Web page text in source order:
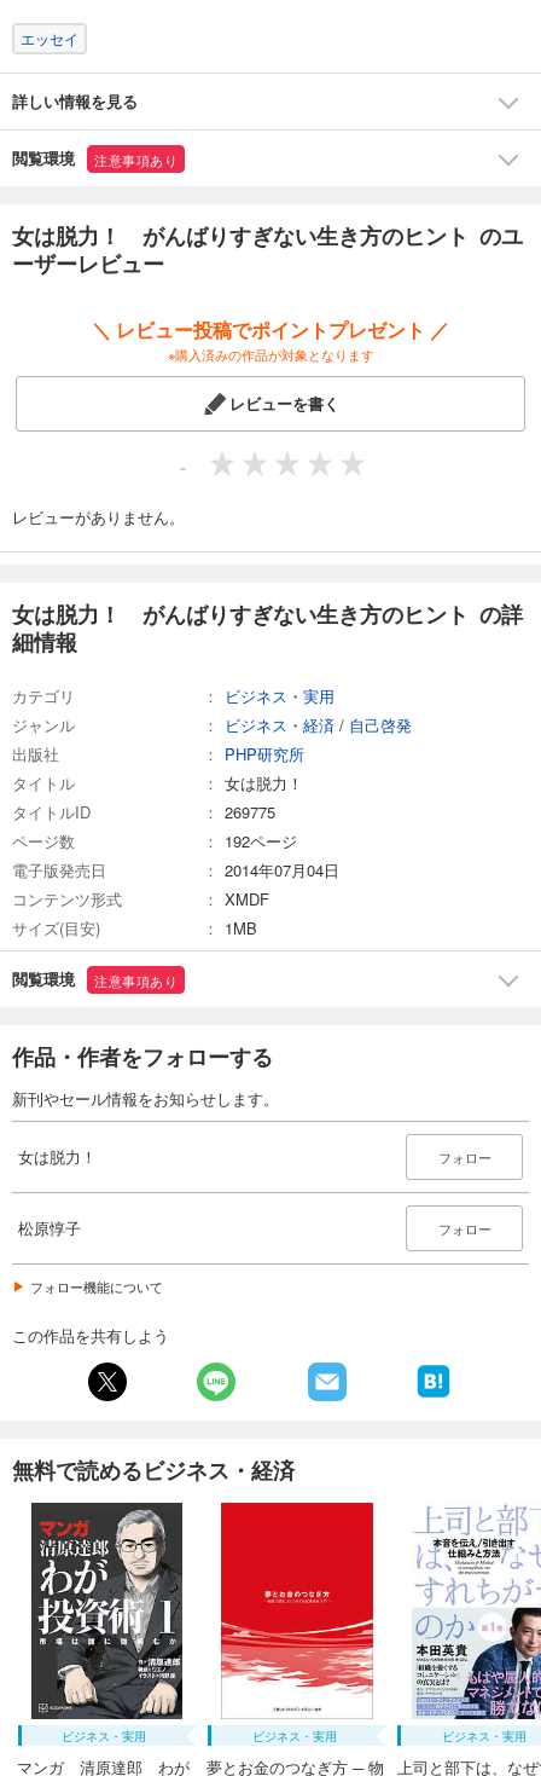
イ。
エッセイ
詳しい情報を見る
閲覧環境 注意事項あり
女は脱力！ がんばりすぎない生き方のヒント のユ
ーザーレビュー
＼ レビュー投稿でポイントプレゼント ／
※購入済みの作品が対象となります
レビューを書く
-
レビューがありません。
女は脱力！ がんばりすぎない生き方のヒント の詳
細情報
カテゴリ
ビジネス・実用
ジャンル
ビジネス・経済 / 自己啓発
出版社
PHP研究所
タイトル
女は脱力！
タイトルID
269775
ページ数
192ページ
電子版発売日
2014年07月04日
コンテンツ形式
XMDF
サイズ(目安)
1MB
閲覧環境 注意事項あり
作品・作者をフォローする
新刊やセール情報をお知らせします。
女は脱力！ フォロー
松原惇子 フォロー
フォロー機能について
この作品を共有しよう
無料で読めるビジネス・経済
ビジネス・実用
マンガ 清原達郎 わが
ビジネス・実用
夢とお金のつなぎ方 ─ 物
ビジネス・実用
上司と部下は、な